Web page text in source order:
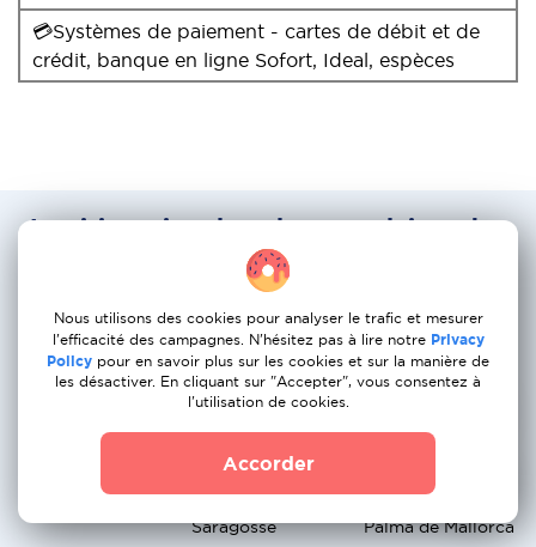
💳Systèmes de paiement - cartes de débit et de
crédit, banque en ligne Sofort, Ideal, espèces
Les itineraires les plus populaires des
services de demenagement : Pays-Bas
a Portugal
Amsterdam →
Madrid
Rotterdam →
Barcelone
La Haye →
Breda → Bilbao
Nijmegen →
Saragosse
Apeldoorn →
Palma de Mallorca
Nous utilisons des cookies pour analyser le trafic et mesurer
l'efficacité des campagnes. N'hésitez pas à lire notre Privacy
Policy pour en savoir plus sur les cookies et sur la manière de
les désactiver. En cliquant sur "Accepter", vous consentez à
l'utilisation de cookies.
Accorder